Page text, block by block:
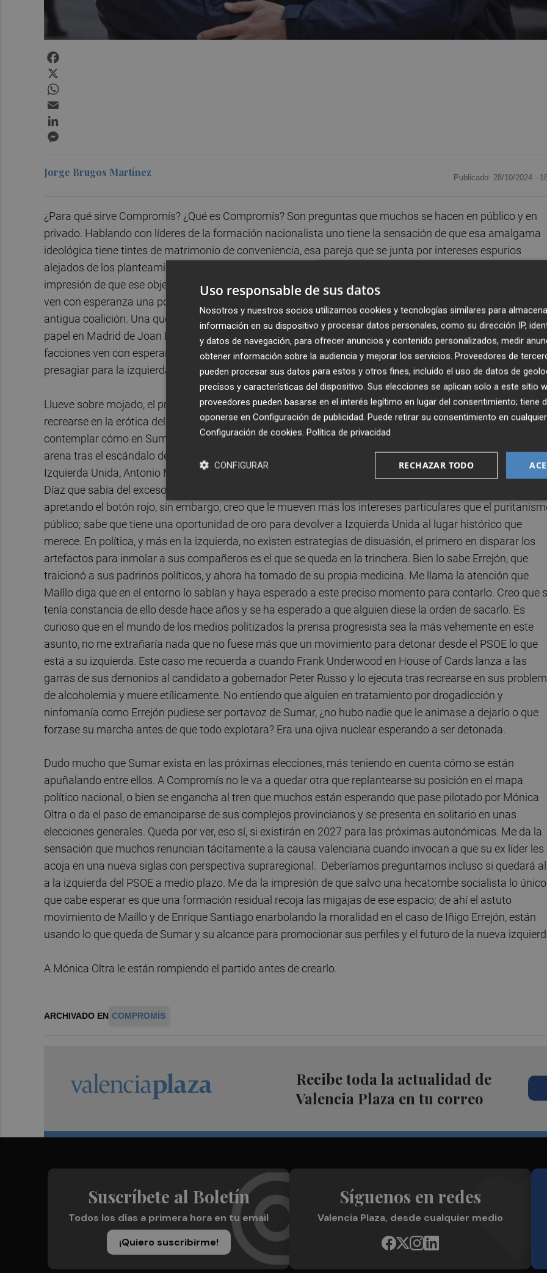
Jorge Brugos Martínez Publicado: 28/10/2024 ·
¿Para qué sirve Compromís? ¿Qué es Compromís? Son preguntas que muchos se hacen en público y en
privado. Hablando con líderes de la formación nacionalista uno tiene la sensación de que esa amalgama
ideológica tiene tintes de matrimonio de conveniencia, esa pareja que se junta por intereses espurios
alejados de los planteamientos que se le presupone a una unión natural. El problema que hay es que da la
impresión de que ese objetivo por el que se arrejuntaron parece haberse disipado. Son ya algunos los que
ven con esperanza una posible vuelta a la política de Mónica Oltra y marginan sentimentalmente a la
antigua coalición. Una que tiene pinta de haber perdido su razón de ser. Hasta los propios asumen que el
papel en Madrid de Joan Baldoví antes y Agueda Micó ahora podría ser más preponderante. Ciertas
facciones ven con esperanza el paraguas de Oltra para refugiarse del chaparrón que los nubarrones
presagiar para la izquierda del PSOE.
Llueve sobre mojado, el progresismo más escorado siempre ha tenido una especial predilección en
recrearse en la erótica del poder con el sadomasoquismo. La semana pasada fue un espectáculo
contemplar cómo en Sumar hacían una recreación inclusiva deGladiator II
arena tras el escándalo de Iñigo Errejón. Era curioso observar con aparente decencia cómo el líder de
Izquierda Unida, Antonio Maíllo, lanzaba la bomba atómica de que había gente en el entorno de Yolanda
Díaz que sabía del exceso de alibido del ex portavoz de Sumar. Quiero pensar que actuaba con integridad
apretando el botón rojo, sin embargo, creo que le mueven más los intereses particulares que el
público; sabe que tiene una oportunidad de oro para devolver a Izquierda Unida al lugar histórico que
merece. En política, y más en la izquierda, no existen estrategias de disuasión, el primero en disparar los
artefactos para inmolar a sus compañeros es el que se queda en la trinchera. Bien lo sabe Errejón, que
traicionó a sus padrinos políticos, y ahora ha tomado de su propia medicina. Me llama la atención que
Maíllo diga que en el entorno lo sabían y haya esperado a este preciso momento para contarlo. Creo que
tenía constancia de ello desde hace años y se ha esperado a que alguien diese la orden de sacarlo. Es
curioso que en el mundo de los medios politizados la prensa progresista sea la más vehemente en este
asunto, no me extrañaría nada que no fuese más que un movimiento para detonar desde el PSOE lo que
está a su izquierda. Este caso me recuerda a cuando Frank Underwood en House of Cards lanza a las
garras de sus demonios al candidato a gobernador Peter Russo y lo ejecuta tras recrearse en sus
de alcoholemia y muere etílicamente. No entiendo que alguien en tratamiento por drogadicción y
ninfomanía como Errejón pudiese ser portavoz de Sumar, ¿no hubo nadie que le animase a dejarlo o que
forzase su marcha antes de que todo explotara? Era una ojiva nuclear esperando a ser detonada.
Dudo mucho que Sumar exista en las próximas elecciones, más teniendo en cuenta cómo se están
apuñalando entre ellos. A Compromís no le va a quedar otra que replantearse su posición en el mapa
político nacional, o bien se engancha al tren que muchos están esperando que pase pilotado por Mónica
Oltra o da el paso de emanciparse de sus complejos provincianos y se presenta en solitario en unas
elecciones generales. Queda por ver, eso sí, si existirán en 2027 para las próximas autonómicas. Me da la
sensación que muchos renuncian tácitamente a la causa valenciana cuando invocan a que su ex líder les
acoja en una nueva siglas con perspectiva supraregional. Deberíamos preguntarnos incluso si quedará
a la izquierda del PSOE a medio plazo. Me da la impresión de que salvo una hecatombe socialista lo único
que cabe esperar es que una formación residual recoja las migajas de ese espacio; de ahí el astuto
movimiento de Maíllo y de Enrique Santiago enarbolando la moralidad en el caso de Iñigo Errejón, están
usando lo que queda de Sumar y su alcance para promocionar sus perfiles y el futuro de la nueva
A Mónica Oltra le están rompiendo el partido antes de crearlo.
ARCHIVADO EN COMPROMÍS
Recibe toda la actualidad de
Valencia Plaza en tu correo
Suscríbete al Boletín
Todos los días a primera hora en tu email
¡Quiero suscribirme!
Síguenos en redes
Valencia Plaza, desde cualquier medio
Uso responsable de sus datos
Nosotros y nuestros socios utilizamos cookies y tecnologías similares para
información en su dispositivo y procesar datos personales, como su dirección IP,
y datos de navegación, para ofrecer anuncios y contenido personalizados, medir
obtener información sobre la audiencia y mejorar los servicios. Proveedores de
pueden procesar sus datos para estos y otros fines, incluido el uso de datos de
precisos y características del dispositivo. Sus elecciones se aplican solo a este sitio
proveedores pueden basarse en el interés legítimo en lugar del consentimiento; tiene
oponerse en Configuración de publicidad. Puede retirar su consentimiento en
Configuración de cookies. Política de privacidad
RECHAZAR TODO
CONFIGURAR